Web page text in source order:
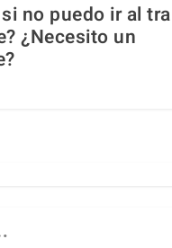
no puedo ir al
¿Necesito un